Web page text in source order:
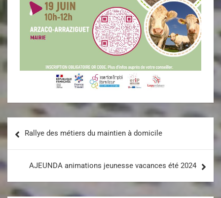
Rallye des métiers du maintien à domicile
AJEUNDA animations jeunesse vacances été 2024